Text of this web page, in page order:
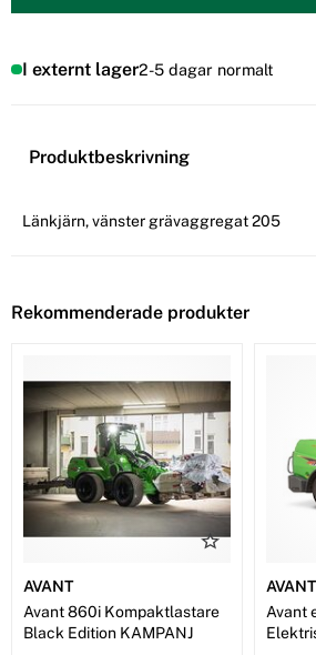
I externt lager2-5 dagar normalt
Produktbeskrivning
Länkjärn, vänster grävaggregat 205
Rekommenderade produkter
AVANT
Avant 860i Kompaktlastare
Black Edition KAMPANJ
AVANT
Avant